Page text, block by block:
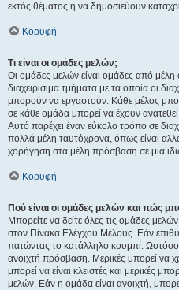
εκτός θέματος ή να δημοσιεύουν
Κορυφή
Τι είναι οι ομάδες μελών;
Οι ομάδες μελών είναι ομάδες από μέλη
διαχειρίσιμα τμήματα με τα οποία οι
μπορούν να εργαστούν. Κάθε μέλος
σε κάθε ομάδα μπορεί να έχουν
Αυτό παρέχει έναν εύκολο τρόπο σε
πολλά μέλη ταυτόχρονα, όπως είναι
χορήγηση στα μέλη πρόσβαση σε μια
Κορυφή
Πού είναι οι ομάδες μελών και πώς
Μπορείτε να δείτε όλες τις ομάδες
στον Πίνακα Ελέγχου Μέλους. Εάν
πατώντας το κατάλληλο κουμπί.
ανοιχτή πρόσβαση. Μερικές μπορεί να
μπορεί να είναι κλειστές και μερικές
μελών. Εάν η ομάδα είναι ανοιχτή,